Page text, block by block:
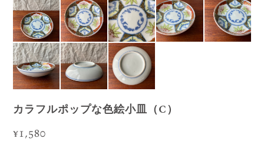
カラフルポップな色絵小皿（C）
¥1,580